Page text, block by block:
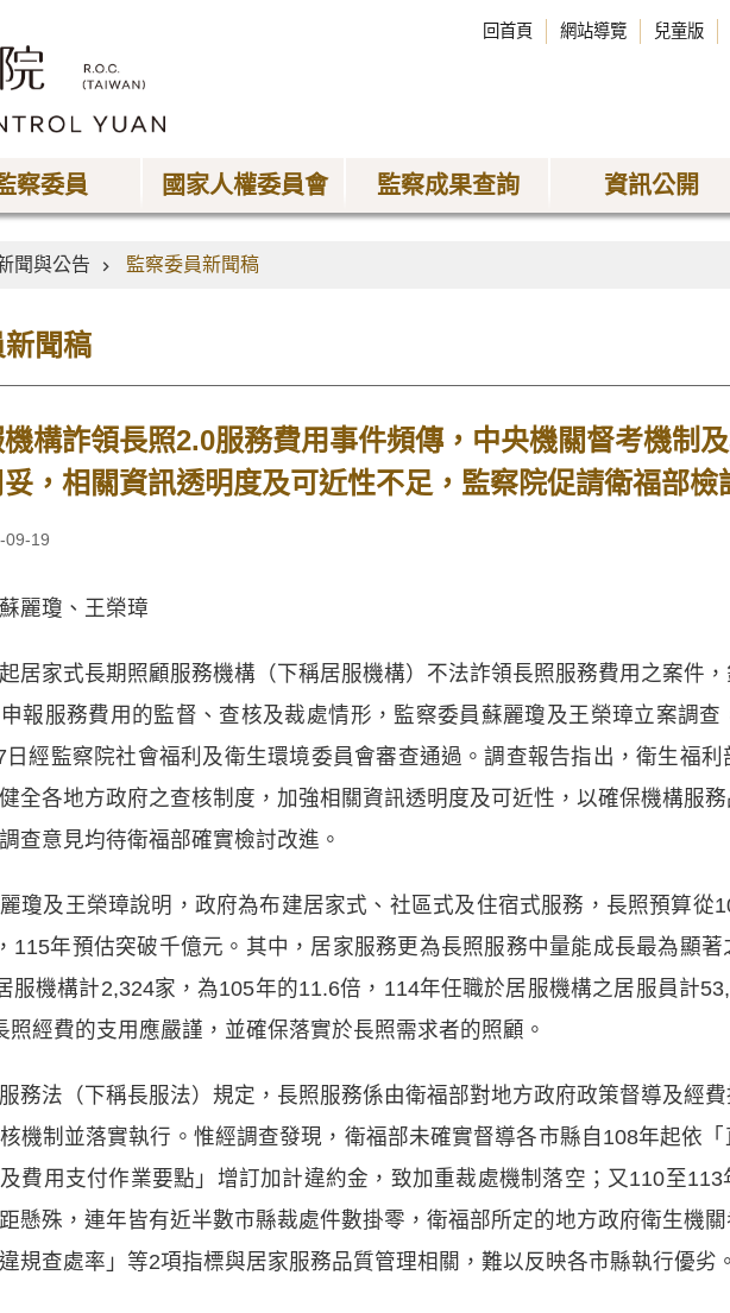
回首頁 網站導覽 兒童版
察委員 國家人權委員會 監察成果查詢 資訊公開
聞與公告 監察委員新聞稿
聞稿
構詐領長照2.0服務費用事件頻傳，中央機關督考機制
，相關資訊透明度及可近性不足，監察院促請衛福部檢
09-19
麗瓊、王榮璋
居家式長期照顧服務機構（下稱居服機構）不法詐領長照服務費用之案件
報服務費用的監督、查核及裁處情形，監察委員蘇麗瓊及王榮璋立案調查
日經監察院社會福利及衛生環境委員會審查通過。調查報告指出，衛生福
全各地方政府之查核制度，加強相關資訊透明度及可近性，以確保機構服
查意見均待衛福部確實檢討改進。
瓊及王榮璋說明，政府為布建居家式、社區式及住宿式服務，長照預算從
115年預估突破千億元。其中，居家服務更為長照服務中量能成長最為顯著
服機構計2,324家，為105年的11.6倍，114年任職於居服機構之居服員計
照經費的支用應嚴謹，並確保落實於長照需求者的照顧。
務法（下稱長服法）規定，長照服務係由衛福部對地方政府政策督導及經
機制並落實執行。惟經調查發現，衛福部未確實督導各市縣自108年起依
費用支付作業要點」增訂加計違約金，致加重裁處機制落空；又110至
懸殊，連年皆有近半數市縣裁處件數掛零，衛福部所定的地方政府衛生機
規查處率」等2項指標與居家服務品質管理相關，難以反映各市縣執行優劣。